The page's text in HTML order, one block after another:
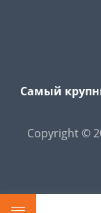
Самый
Copyright ©